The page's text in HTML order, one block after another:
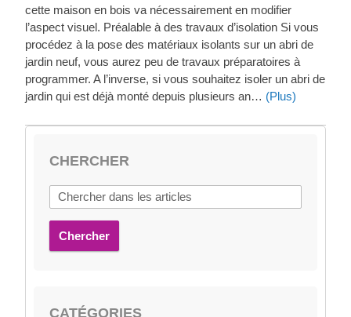
cette maison en bois va nécessairement en modifier
l’aspect visuel. Préalable à des travaux d’isolation Si vous
procédez à la pose des matériaux isolants sur un abri de
jardin neuf, vous aurez peu de travaux préparatoires à
programmer. A l’inverse, si vous souhaitez isoler un abri de
jardin qui est déjà monté depuis plusieurs an… (Plus)
CHERCHER
Chercher
CATÉGORIES